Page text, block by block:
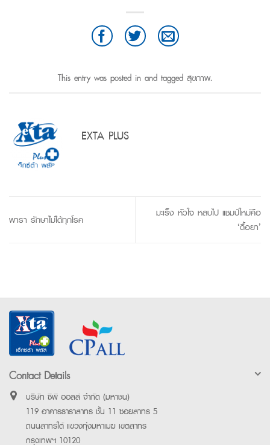
This entry was posted in and tagged สุขภาพ.
EXTA PLUS
พารา รักษาไม่ได้ทุกโรค
มะเร็ง หัวใจ หลบไป แชมป์ใหม่คือ
‘ดื้อยา’
Contact Details
บริษัท ซีพี ออลล์ จำกัด (มหาชน)
119 อาคารธาราสาทร ชั้น 11 ซอยสาทร 5
ถนนสาทรใต้ แขวงทุ่งมหาเมฆ เขตสาทร
กรุงเทพฯ 10120